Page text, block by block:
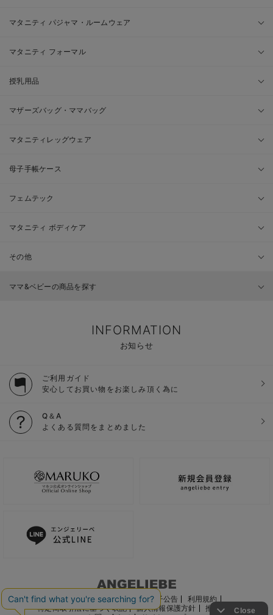
マタニティ パジャマ・ルームウェア
マタニティ フォーマル
授乳用品
マザーズバッグ・ママバッグ
マタニティレッグウェア
母子手帳ケース
フェムテック
マタニティ ボディケア
その他
ママ&ベビーの商品を探す
INFORMATION
お知らせ
ご利用ガイド
安心してお買い物をお楽しみ頂く為に
Q＆A
よくある質問をまとめました
ご利用ガイド 会社概要 電子公告
利用規約
特定商取引法に基づく表記
個人情報保護方針
推奨環境